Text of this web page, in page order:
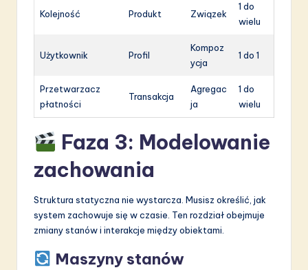
Kolejność Produkt Związek
1 do
wielu
Użytkownik Profil
Kompoz
ycja
1 do 1
Przetwarzacz
płatności
Transakcja
Agregac
ja
1 do
wielu
Faza 3: Modelowanie
zachowania
Struktura statyczna nie wystarcza. Musisz określić, jak
system zachowuje się w czasie. Ten rozdział obejmuje
zmiany stanów i interakcje między obiektami.
Maszyny stanów